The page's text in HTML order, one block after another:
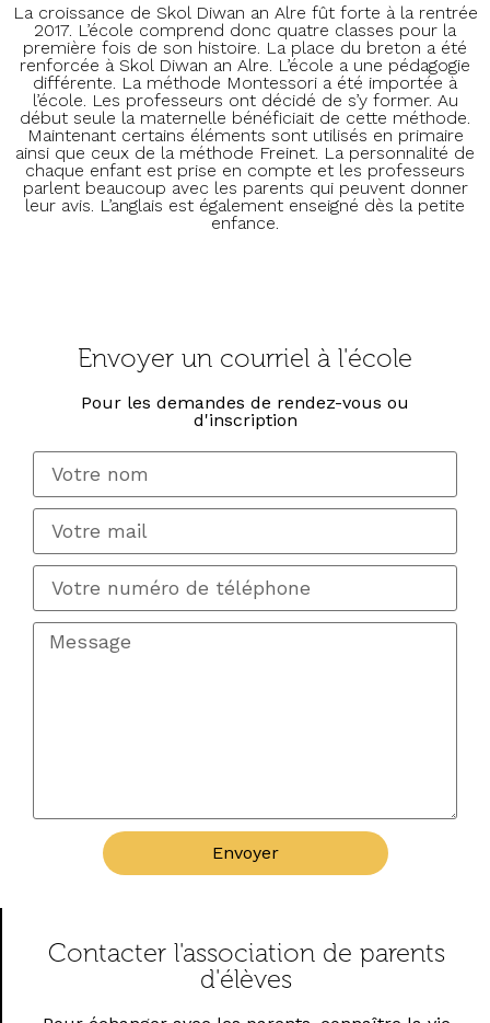
La croissance de Skol Diwan an Alre fût forte à la rentrée
2017. L’école comprend donc quatre classes pour la
première fois de son histoire. La place du breton a été
renforcée à Skol Diwan an Alre. L’école a une pédagogie
différente. La méthode Montessori a été importée à
l’école. Les professeurs ont décidé de s’y former. Au
début seule la maternelle bénéficiait de cette méthode.
Maintenant certains éléments sont utilisés en primaire
ainsi que ceux de la méthode Freinet. La personnalité de
chaque enfant est prise en compte et les professeurs
parlent beaucoup avec les parents qui peuvent donner
leur avis. L’anglais est également enseigné dès la petite
enfance.
Envoyer un courriel à l'école
Pour les demandes de rendez-vous ou
d'inscription
Envoyer
Contacter l'association de parents
d'élèves